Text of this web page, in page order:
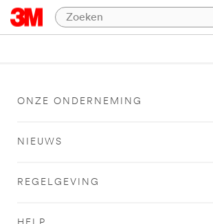
ONZE ONDERNEMING
NIEUWS
REGELGEVING